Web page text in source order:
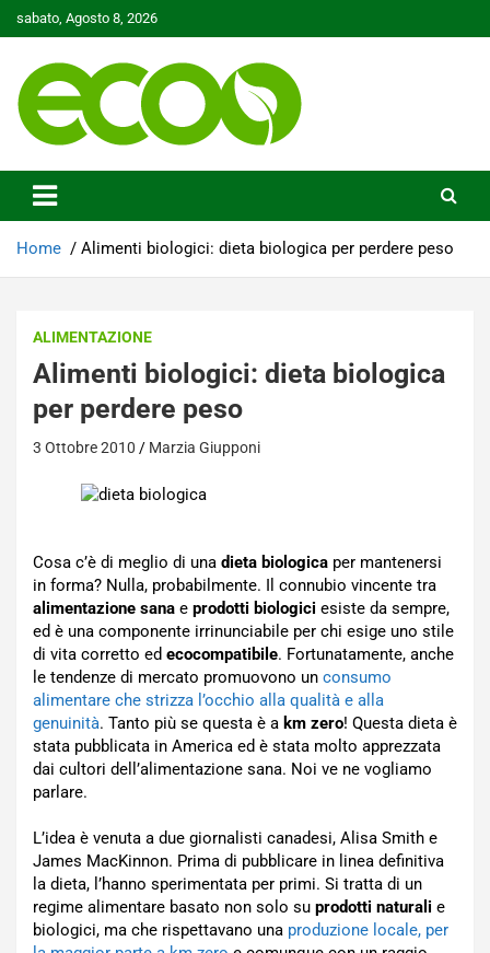
to
sabato, Agosto 8, 2026
Ecoo.it
Home Alimenti biologici: dieta biologica per perdere peso
ALIMENTAZIONE
Alimenti biologici: dieta biologica
per perdere peso
3 Ottobre 2010 Marzia Giupponi
Cosa c’è di meglio di una dieta biologica per mantenersi
in forma? Nulla, probabilmente. Il connubio vincente tra
alimentazione sana e prodotti biologici esiste da sempre,
ed è una componente irrinunciabile per chi esige uno stile
di vita corretto ed ecocompatibile. Fortunatamente, anche
le tendenze di mercato promuovono un consumo
alimentare che strizza l’occhio alla qualità e alla
genuinità. Tanto più se questa è a km zero! Questa dieta è
stata pubblicata in America ed è stata molto apprezzata
dai cultori dell’alimentazione sana. Noi ve ne vogliamo
parlare.
L’idea è venuta a due giornalisti canadesi, Alisa Smith e
James MacKinnon. Prima di pubblicare in linea definitiva
la dieta, l’hanno sperimentata per primi. Si tratta di un
regime alimentare basato non solo su prodotti naturali e
biologici, ma che rispettavano una produzione locale, per